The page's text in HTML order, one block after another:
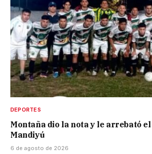
DEPORTES
Montaña dio la nota y le arrebató
Mandiyú
6 de agosto de 2026